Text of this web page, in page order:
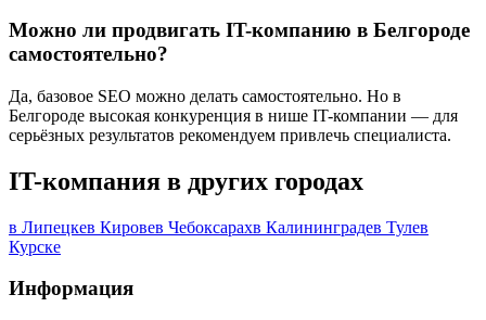
Можно ли продвигать IT-компанию в Белгороде
самостоятельно?
Да, базовое SEO можно делать самостоятельно. Но в
Белгороде высокая конкуренция в нише IT-компании — для
серьёзных результатов рекомендуем привлечь специалиста.
IT-компания в других городах
в Липецкев Кировев Чебоксарахв Калининградев Тулев
Курске
Информация